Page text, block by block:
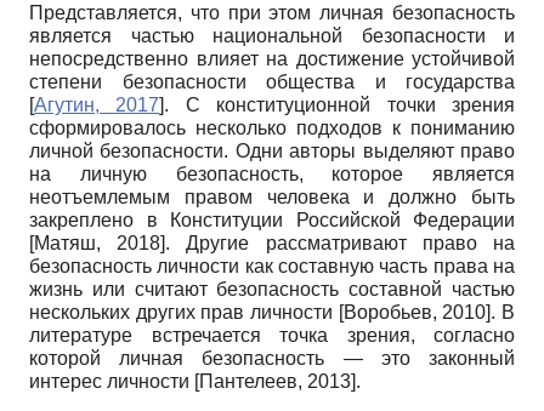
Представляется, что при этом личная безопасность
является частью национальной безопасности и
непосредственно влияет на достижение устойчивой
степени безопасности общества и государства
[Агутин, 2017]. С конституционной точки зрения
сформировалось несколько подходов к пониманию
личной безопасности. Одни авторы выделяют право
на личную безопасность, которое является
неотъемлемым правом человека и должно быть
закреплено в Конституции Российской Федерации
[Матяш, 2018]. Другие рассматривают право на
безопасность личности как составную часть права на
жизнь или считают безопасность составной частью
нескольких других прав личности [Воробьев, 2010]. В
литературе встречается точка зрения, согласно
которой личная безопасность — это законный
интерес личности [Пантелеев, 2013].